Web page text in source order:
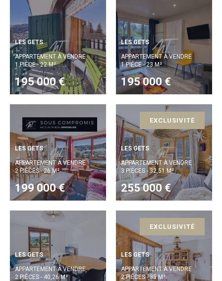
LES GETS
APPARTEMENT À VENDRE
1 PIÈCE - 22 M²
195 000 €
LES GETS
APPARTEMENT À VENDRE
1 PIÈCE - 23 M²
195 000 €
LES GETS
APPARTEMENT À VENDRE
2 PIÈCES - 26 M²
199 000 €
EXCLUSIVITÉ
LES GETS
APPARTEMENT À VENDRE
3 PIÈCES - 32,51 M²
255 000 €
LES GETS
APPARTEMENT À VENDRE
2 PIÈCES - 40,26 M²
EXCLUSIVITÉ
LES GETS
APPARTEMENT À VENDRE
2 PIÈCES - 35 M²